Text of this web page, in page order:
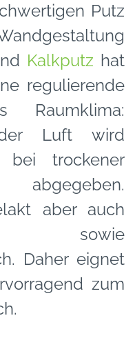
Putz
Kalkputz hat
regulierende
Luft wird
bei trockener
aber auch
sowie
Daher eignet
zum